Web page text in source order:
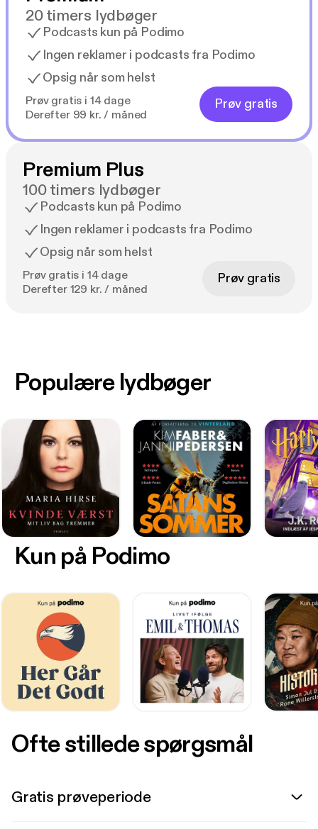
20 timers lydbøger
Podcasts kun på Podimo
Ingen reklamer i podcasts fra Podimo
Opsig når som helst
Prøv gratis i 14 dage
Derefter 99 kr. / måned
Prøv gratis
Premium Plus
100 timers lydbøger
Podcasts kun på Podimo
Ingen reklamer i podcasts fra Podimo
Opsig når som helst
Prøv gratis i 14 dage
Derefter 129 kr. / måned
Prøv gratis
Kun på Podimo
Populære lydbøger
Ofte stillede spørgsmål
Gratis prøveperiode